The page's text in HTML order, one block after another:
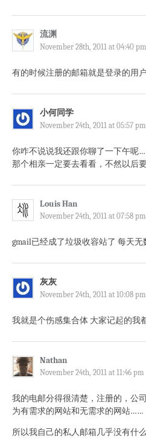
流渊
November 28th, 2011 at 04:40 pm
有的时候注册的邮箱就是登录的用
小何同学
November 24th, 2011 at 05:57 pm
你咋不说说我还跟你聊了一下午呢
那个相亲一定要去看看，不然以后
Louis Han
November 24th, 2011 at 07:58 pm
gmail已经成了垃圾收容站了 每天无
灰灰
November 24th, 2011 at 10:08 pm
我就是个伤感集合体 大家记起的我
Nathan
November 24th, 2011 at 11:46 pm
我的电邮分得很清楚，注册的，公
为有需求的网站和无需求的网站……
所以我自己的私人邮箱几乎没有什